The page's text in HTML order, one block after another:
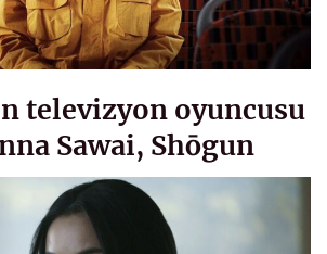
televizyon oyuncusu
Sawai, Shōgun